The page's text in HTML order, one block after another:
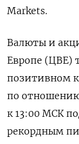
Markets.
Валюты и
Европе (ЦВЕ)
позитивном
по
к 13:00 МСК
рекордным